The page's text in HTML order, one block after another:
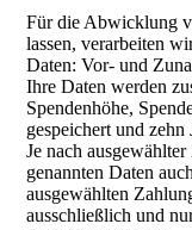
Für die Abwicklung
lassen, verarbeiten
Daten: Vor- und
Ihre Daten werden
Spendenhöhe,
gespeichert und zehn
Je nach
genannten Daten
ausgewählten
ausschließlich und